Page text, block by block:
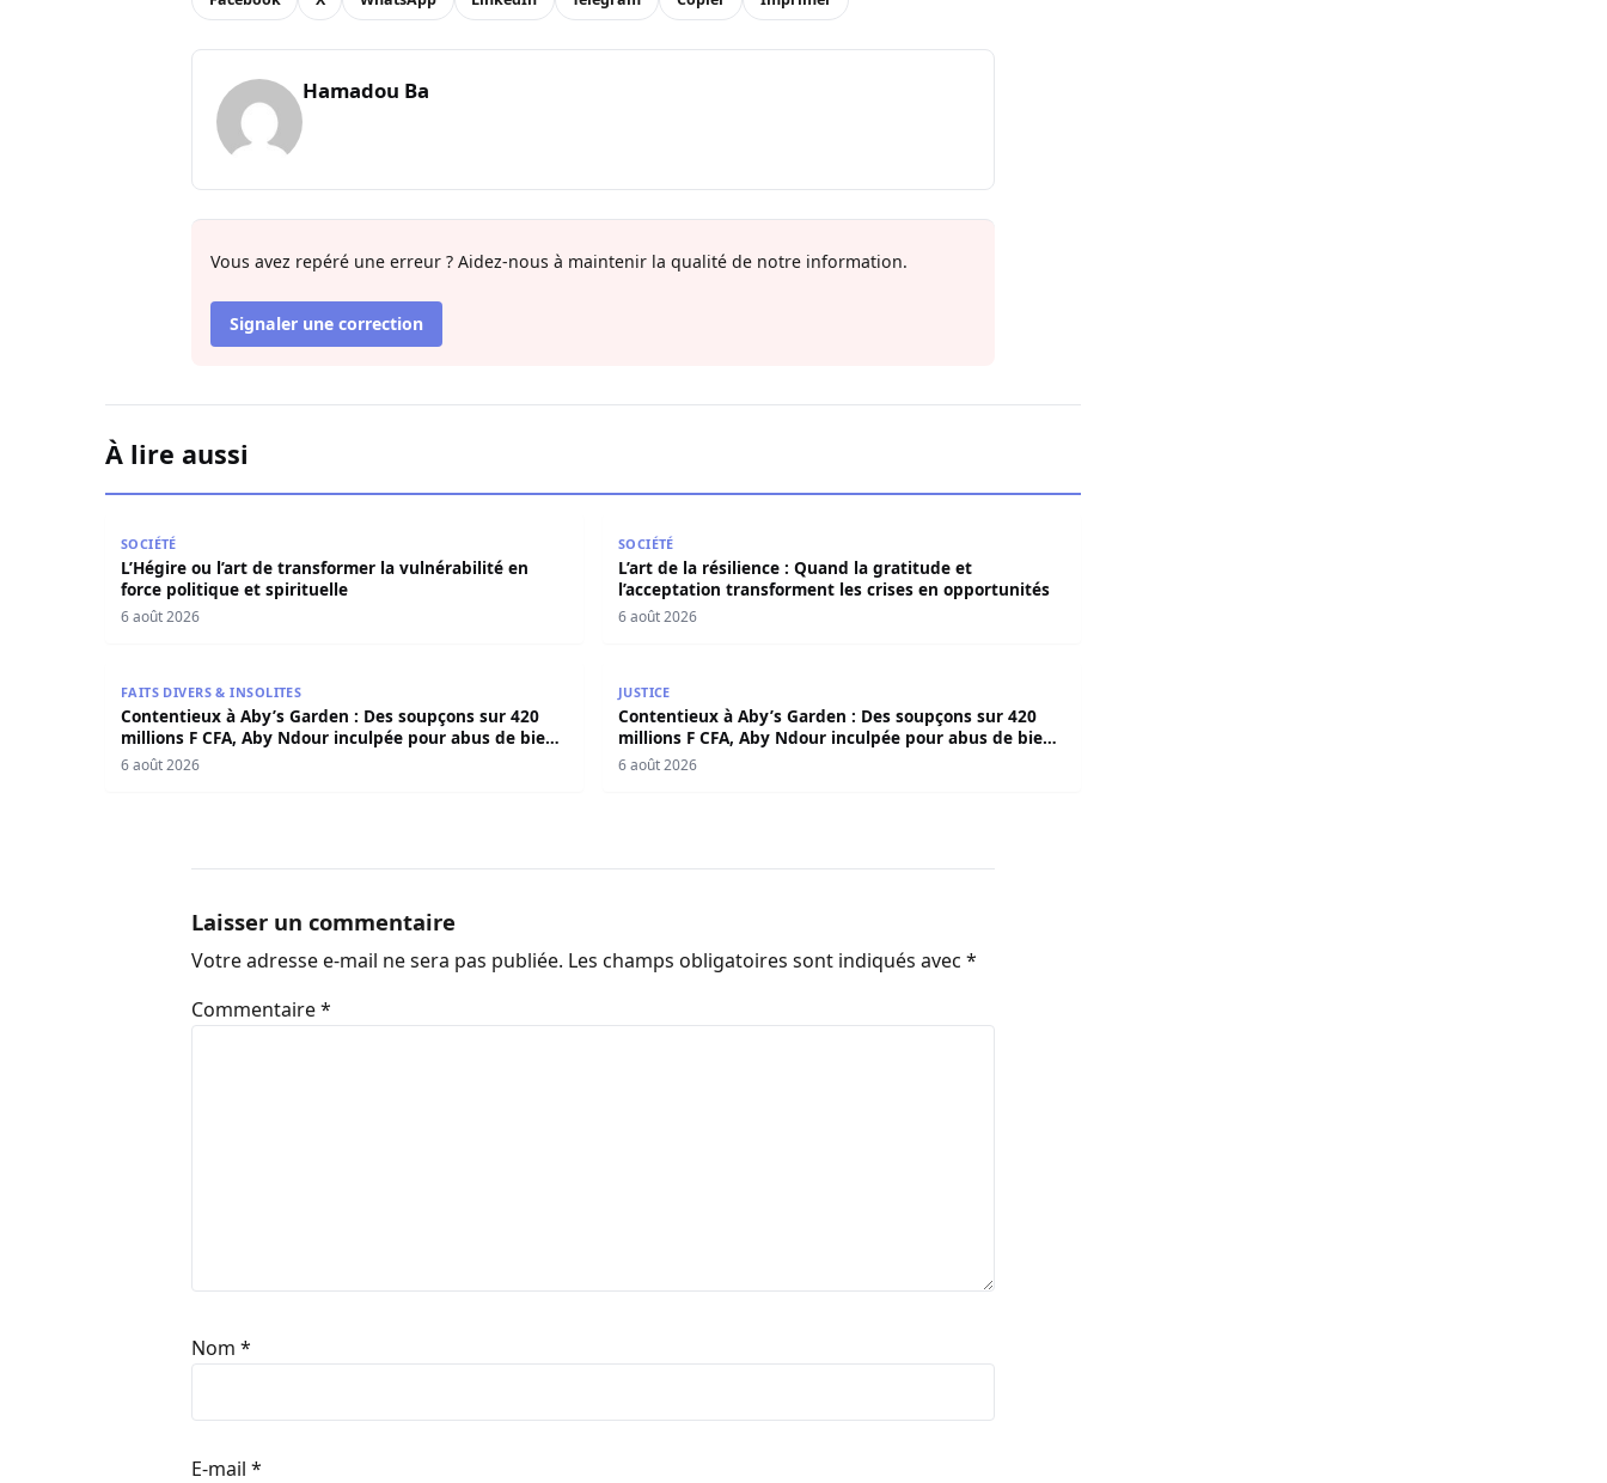
Hamadou Ba
Vous avez repéré une erreur ? Aidez-nous à maintenir la qualité de notre information.
Signaler une correction
À lire aussi
SOCIÉTÉ
L’Hégire ou l’art de transformer la vulnérabilité en
force politique et spirituelle
6 août 2026
SOCIÉTÉ
L’art de la résilience : Quand la gratitude et
l’acceptation transforment les crises en opportunités
6 août 2026
FAITS DIVERS & INSOLITES
Contentieux à Aby’s Garden : Des soupçons sur 420
millions F CFA, Aby Ndour inculpée pour abus de biens
sociaux
6 août 2026
JUSTICE
Contentieux à Aby’s Garden : Des soupçons sur 420
millions F CFA, Aby Ndour inculpée pour abus de biens
sociaux
6 août 2026
Laisser un commentaire
Votre adresse e-mail ne sera pas publiée. Les champs obligatoires sont indiqués avec *
Commentaire*
Nom *
E-mail *